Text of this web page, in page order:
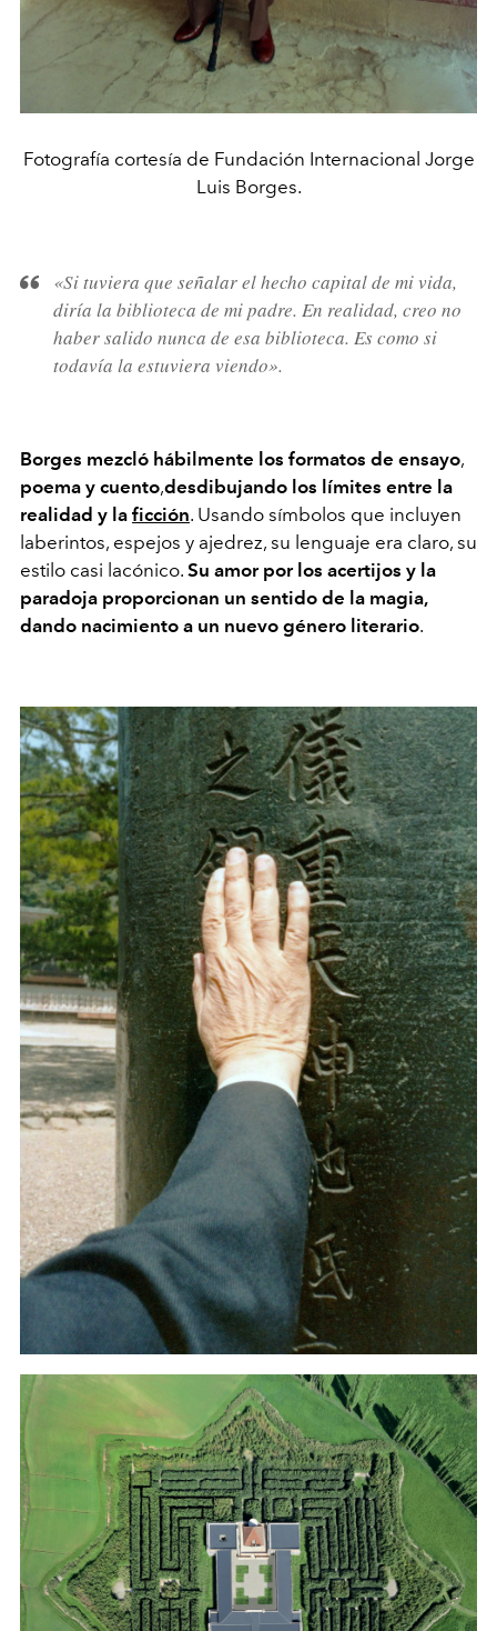
Fotografía cortesía de Fundación Internacional Jorge
Luis Borges.
«Si tuviera que señalar el hecho capital de mi vida,
diría la biblioteca de mi padre. En realidad, creo no
haber salido nunca de esa biblioteca. Es como si
todavía la estuviera viendo».
Borges mezcló hábilmente los formatos de ensayo,
poema y cuento,desdibujando los límites entre la
realidad y la ficción. Usando símbolos que incluyen
laberintos, espejos y ajedrez, su lenguaje era claro, su
estilo casi lacónico. Su amor por los acertijos y la
paradoja proporcionan un sentido de la magia,
dando nacimiento a un nuevo género literario.